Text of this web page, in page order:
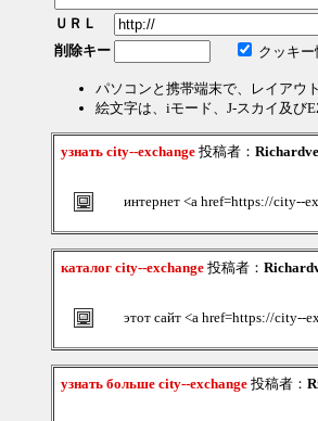
ＵＲＬ
削除キー
クッキ
パソコンと携帯端末で、レイアウ
絵文字は、iモード、J-スカイ及び
узнать city--exchange 投稿者：
интернет <a href=https://city--
каталог city--exchange 投稿者：
этот сайт <a href=https://city--
узнать больше city--exchange 投稿者：